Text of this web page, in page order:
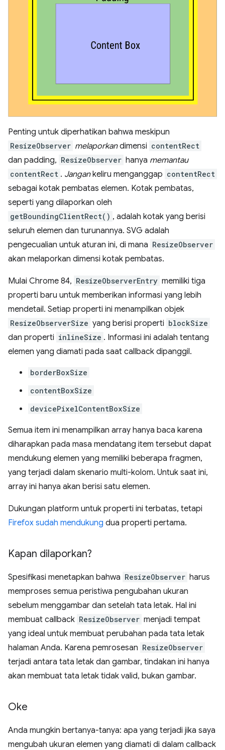
Penting untuk diperhatikan bahwa meskipun
ResizeObserver melaporkandimensi contentRect
dan padding, ResizeObserver hanya memantau
contentRect . Jangankeliru menganggap contentRect
sebagai kotak pembatas elemen. Kotak pembatas,
seperti yang dilaporkan oleh
getBoundingClientRect() , adalah kotak yang berisi
seluruh elemen dan turunannya. SVG adalah
pengecualian untuk aturan ini, di mana ResizeObserver
akan melaporkan dimensi kotak pembatas.
Mulai Chrome 84, ResizeObserverEntry memiliki tiga
properti baru untuk memberikan informasi yang lebih
mendetail. Setiap properti ini menampilkan objek
ResizeObserverSize yang berisi properti blockSize
dan properti inlineSize . Informasi ini adalah tentang
elemen yang diamati pada saat callback dipanggil.
borderBoxSize
contentBoxSize
devicePixelContentBoxSize
Semua item ini menampilkan array hanya baca karena
diharapkan pada masa mendatang item tersebut dapat
mendukung elemen yang memiliki beberapa fragmen,
yang terjadi dalam skenario multi-kolom. Untuk saat ini,
array ini hanya akan berisi satu elemen.
Dukungan platform untuk properti ini terbatas, tetapi
Firefox sudah mendukung dua properti pertama.
Kapan dilaporkan?
Spesifikasi menetapkan bahwa ResizeObserver harus
memproses semua peristiwa pengubahan ukuran
sebelum menggambar dan setelah tata letak. Hal ini
membuat callback ResizeObserver menjadi tempat
yang ideal untuk membuat perubahan pada tata letak
halaman Anda. Karena pemrosesan ResizeObserver
terjadi antara tata letak dan gambar, tindakan ini hanya
akan membuat tata letak tidak valid, bukan gambar.
Oke
Anda mungkin bertanya-tanya: apa yang terjadi jika saya
mengubah ukuran elemen yang diamati di dalam callback